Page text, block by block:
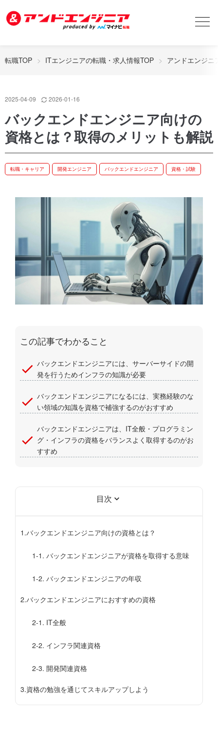
転職TOP > ITエンジニアの転職・求人情報TOP > アンドエンジニ
2025-04-09 2026-01-16
バックエンドエンジニア向けの
資格とは？取得のメリットも解説
転職・キャリア 開発エンジニア バックエンドエンジニア 資格・試験
この記事でわかること
バックエンドエンジニアには、サーバーサイドの開
発を行うためインフラの知識が必要
バックエンドエンジニアになるには、実務経験のな
い領域の知識を資格で補強するのがおすすめ
バックエンドエンジニアは、IT全般・プログラミン
グ・インフラの資格をバランスよく取得するのがお
すすめ
目次
1.バックエンドエンジニア向けの資格とは？
1-1. バックエンドエンジニアが資格を取得する意味
1-2. バックエンドエンジニアの年収
2.バックエンドエンジニアにおすすめの資格
2-1. IT全般
2-2. インフラ関連資格
2-3. 開発関連資格
3.資格の勉強を通じてスキルアップしよう